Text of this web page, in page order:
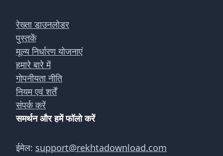
रेख्ता डाउनलोडर
पुस्तकें
मूल्य निर्धारण योजनाएं
हमारे बारे में
गोपनीयता नीति
नियम एवं शर्तें
संपर्क करें
समर्थन और हमें फॉलो करें
ईमेल: support@rekhtadownload.com